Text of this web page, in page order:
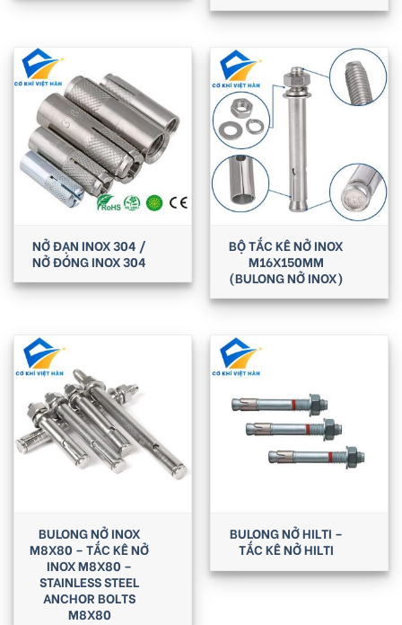
NỞ ĐẠN INOX 304 /
NỞ ĐÓNG INOX 304
BỘ TẮC KÊ NỞ INOX
M16X150MM
(BULONG NỞ INOX)
BULONG NỞ INOX
M8X80 – TẮC KÊ NỞ
INOX M8X80 –
STAINLESS STEEL
ANCHOR BOLTS
M8X80
BULONG NỞ HILTI –
TẮC KÊ NỞ HILTI